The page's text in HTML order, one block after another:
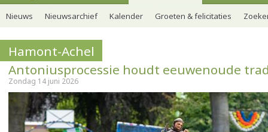
Nieuws Nieuwsarchief Kalender Groeten & felicitaties
Hamont-Achel
Antoniusprocessie houdt eeuwenoude
Zondag 14 juni 2026